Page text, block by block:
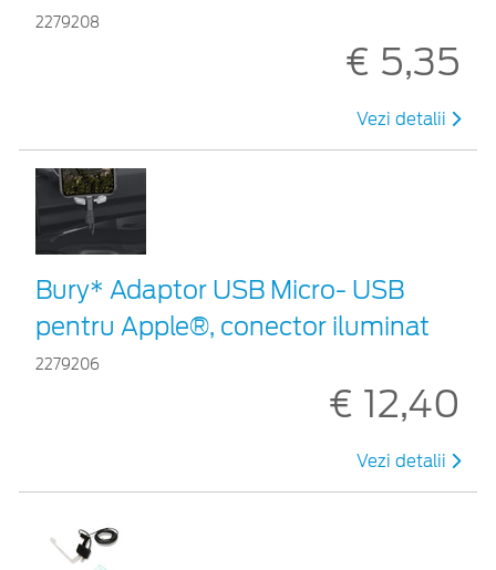
2279208
€ 5,35
Vezi detalii
Bury* Adaptor USB Micro- USB
pentru Apple®, conector iluminat
2279206
€ 12,40
Vezi detalii